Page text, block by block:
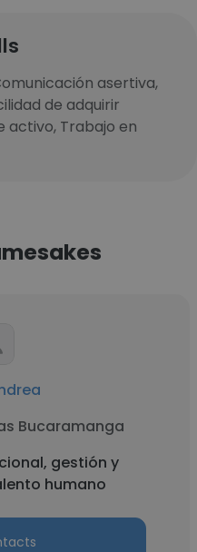
asertiva,
de adquirir
activo, Trabajo en
Bucaramanga
gestión y
humano